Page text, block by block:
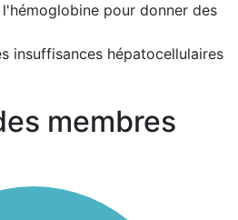
pour donner des
insuffisances hépatocellulaires
membres